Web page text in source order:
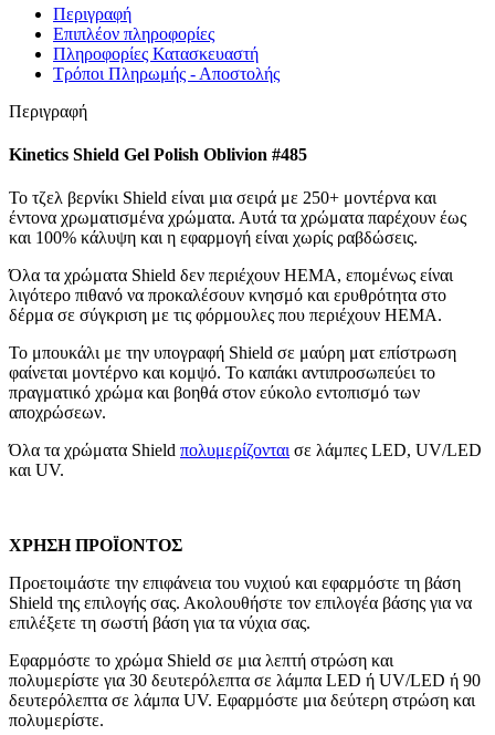
Περιγραφή
Επιπλέον πληροφορίες
Πληροφορίες Κατασκευαστή
Τρόποι Πληρωμής - Αποστολής
Περιγραφή
Kinetics Shield Gel Polish Oblivion #485
Το τζελ βερνίκι Shield είναι μια σειρά με 250+ μοντέρνα και
έντονα χρωματισμένα χρώματα. Αυτά τα χρώματα παρέχουν έως
και 100% κάλυψη και η εφαρμογή είναι χωρίς ραβδώσεις.
Όλα τα χρώματα Shield δεν περιέχουν HEMA, επομένως είναι
λιγότερο πιθανό να προκαλέσουν κνησμό και ερυθρότητα στο
δέρμα σε σύγκριση με τις φόρμουλες που περιέχουν HEMA.
Το μπουκάλι με την υπογραφή Shield σε μαύρη ματ επίστρωση
φαίνεται μοντέρνο και κομψό. Το καπάκι αντιπροσωπεύει το
πραγματικό χρώμα και βοηθά στον εύκολο εντοπισμό των
αποχρώσεων.
Όλα τα χρώματα Shield πολυμερίζονται σε λάμπες LED, UV/LED
και UV.
ΧΡΗΣΗ ΠΡΟΪΟΝΤΟΣ
Προετοιμάστε την επιφάνεια του νυχιού και εφαρμόστε τη βάση
Shield της επιλογής σας. Ακολουθήστε τον επιλογέα βάσης για να
επιλέξετε τη σωστή βάση για τα νύχια σας.
Εφαρμόστε το χρώμα Shield σε μια λεπτή στρώση και
πολυμερίστε για 30 δευτερόλεπτα σε λάμπα LED ή UV/LED ή 90
δευτερόλεπτα σε λάμπα UV. Εφαρμόστε μια δεύτερη στρώση και
πολυμερίστε.